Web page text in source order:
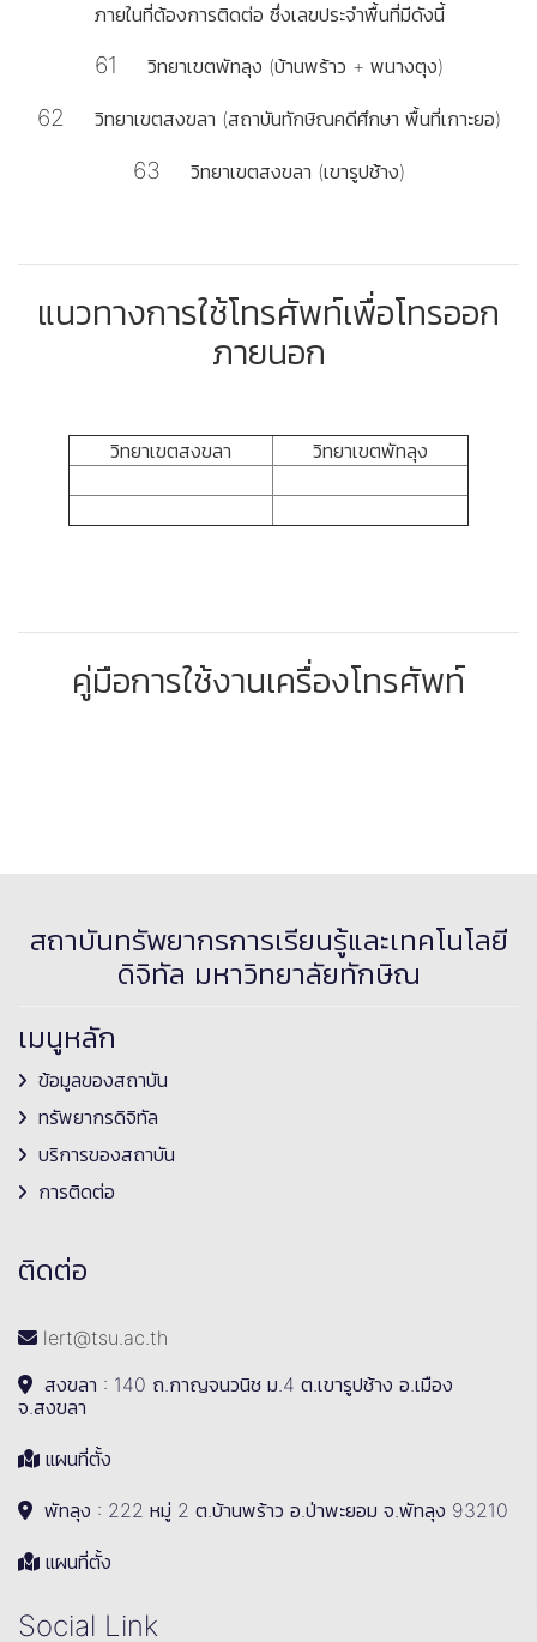
ภายในที่ต้องการติดต่อ ซึ่งเลขประจำพื้นที่มีดังนี้
61 วิทยาเขตพัทลุง (บ้านพร้าว + พนางตุง)
62 วิทยาเขตสงขลา (สถาบันทักษิณคดีศึกษา พื้นที่เกาะยอ)
63 วิทยาเขตสงขลา (เขารูปช้าง)
แนวทางการใช้โทรศัพท์เพื่อโทรออก
ภายนอก
วิทยาเขตสงขลา วิทยาเขตพัทลุง
คู่มือการใช้งานเครื่องโทรศัพท์
สถาบันทรัพยากรการเรียนรู้และเทคโนโลยี
ดิจิทัล มหาวิทยาลัยทักษิณ
เมนูหลัก
ข้อมูลของสถาบัน
ทรัพยากรดิจิทัล
บริการของสถาบัน
การติดต่อ
ติดต่อ
lert@tsu.ac.th
สงขลา : 140 ถ.กาญจนวนิช ม.4 ต.เขารูปช้าง อ.เมือง
จ.สงขลา
แผนที่ตั้ง
พัทลุง : 222 หมู่ 2 ต.บ้านพร้าว อ.ป่าพะยอม จ.พัทลุง 93210
แผนที่ตั้ง
Social Link